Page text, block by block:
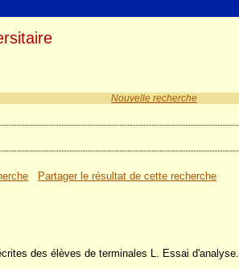
Nouvelle recherche
Partager le résultat de cette recherche
des élèves de terminales L. Essai d'analyse.